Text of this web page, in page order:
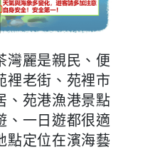
灣麗是親民、便
裡老街、苑裡市
、苑港漁港景點
、一日遊都很適
點定位在濱海藝